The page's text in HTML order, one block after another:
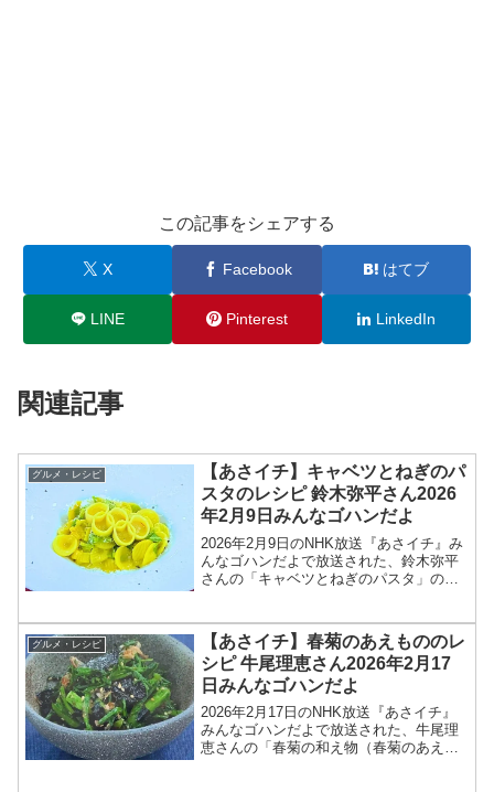
この記事をシェアする
X Facebook はてブ
LINE Pinterest LinkedIn
関連記事
グルメ・レシピ
【あさイチ】キャベツとねぎのパ
スタのレシピ 鈴木弥平さん2026
年2月9日みんなゴハンだよ
2026年2月9日のNHK放送『あさイチ』み
んなゴハンだよで放送された、鈴木弥平
さんの「キャベツとねぎのパスタ」のレ
ーナーシェフの鈴木弥平さんが登場！ミ
ラノ・コルティ...
グルメ・レシピ
【あさイチ】春菊のあえもののレ
シピ 牛尾理恵さん2026年2月17
日みんなゴハンだよ
2026年2月17日のNHK放送『あさイチ』
みんなゴハンだよで放送された、牛尾理
恵さんの「春菊の和え物（春菊のあえも